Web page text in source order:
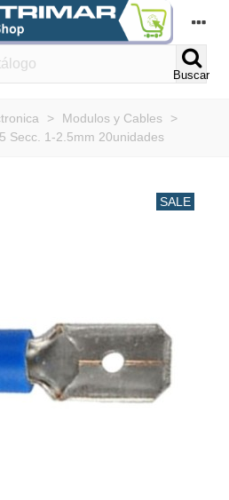
Buscar
> Modulos y Cables
>
Secc. 1-2.5mm 20unidades
SALE